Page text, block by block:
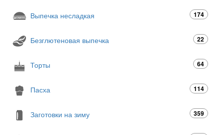
Выпечка несладкая 174
Безглютеновая выпечка 22
Торты 64
Пасха 114
Заготовки на зиму 359